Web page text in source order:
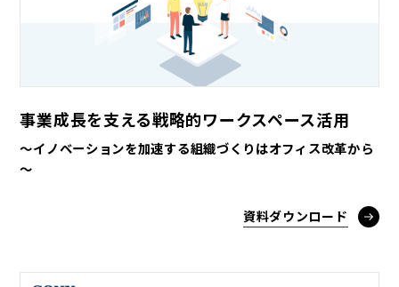
事業成長を支える戦略的ワークスペース活用
～イノベーションを加速する組織づくりはオフィス改革から
～
資料ダウンロード